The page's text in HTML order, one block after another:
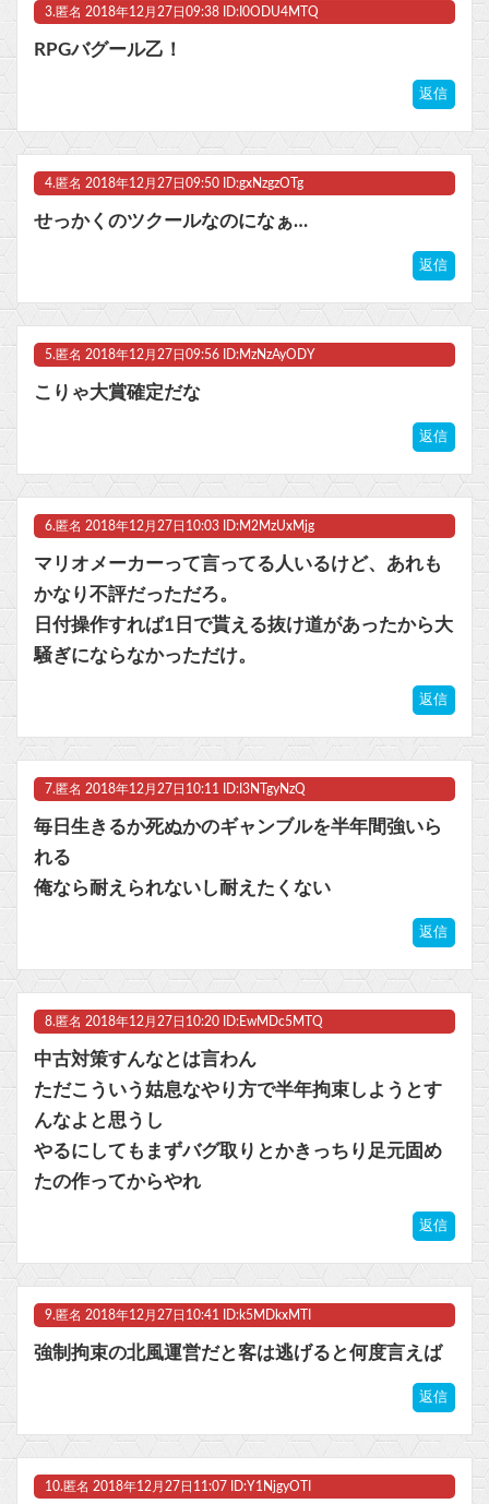
Powered by livedoor 相互RSS
3. 匿名 2018年12月27日09:38 ID:I0ODU4MTQ
RPGバグール乙！
返信
4. 匿名 2018年12月27日09:50 ID:gxNzgzOTg
せっかくのツクールなのになぁ…
返信
5. 匿名 2018年12月27日09:56 ID:MzNzAyODY
こりゃ大賞確定だな
返信
6. 匿名 2018年12月27日10:03 ID:M2MzUxMjg
マリオメーカーって言ってる人いるけど、あれも
かなり不評だっただろ。
日付操作すれば1日で貰える抜け道があったから大
騒ぎにならなかっただけ。
返信
7. 匿名 2018年12月27日10:11 ID:I3NTgyNzQ
毎日生きるか死ぬかのギャンブルを半年間強いら
れる
俺なら耐えられないし耐えたくない
返信
8. 匿名 2018年12月27日10:20 ID:EwMDc5MTQ
中古対策すんなとは言わん
ただこういう姑息なやり方で半年拘束しようとす
んなよと思うし
やるにしてもまずバグ取りとかきっちり足元固め
たの作ってからやれ
返信
9. 匿名 2018年12月27日10:41 ID:k5MDkxMTI
強制拘束の北風運営だと客は逃げると何度言えば
返信
10. 匿名 2018年12月27日11:07 ID:Y1NjgyOTI